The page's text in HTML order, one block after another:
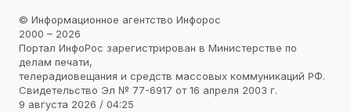
© Информационное агентство Инфорос
2000 – 2026
Портал ИнфоРос зарегистрирован в Министерстве по
делам печати,
телерадиовещания и средств массовых коммуникаций РФ.
Свидетельство Эл № 77-6917 от 16 апреля 2003 г.
9 августа 2026 / 04:25